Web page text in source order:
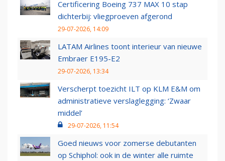
Certificering Boeing 737 MAX 10 stap
dichterbij: vliegproeven afgerond
29-07-2026, 14:09
LATAM Airlines toont interieur van nieuwe
Embraer E195-E2
29-07-2026, 13:34
Verscherpt toezicht ILT op KLM E&M om
administratieve verslaglegging: ‘Zwaar
middel’
29-07-2026, 11:54
Goed nieuws voor zomerse debutanten
op Schiphol: ook in de winter alle ruimte